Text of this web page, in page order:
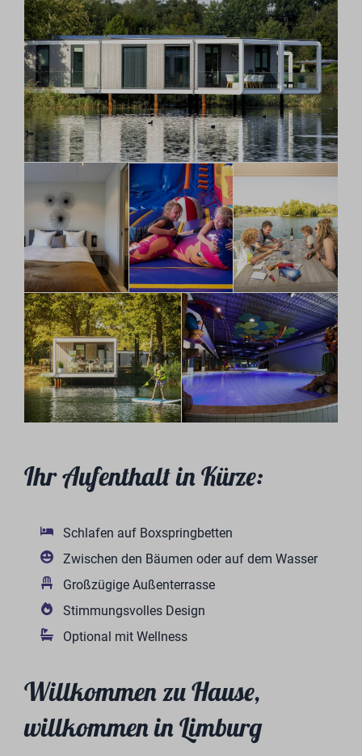
Ihr Aufenthalt in Kürze:
Schlafen auf Boxspringbetten
Zwischen den Bäumen oder auf dem Wasser
Großzügige Außenterrasse
Stimmungsvolles Design
Optional mit Wellness
Willkommen zu Hause,
willkommen in Limburg